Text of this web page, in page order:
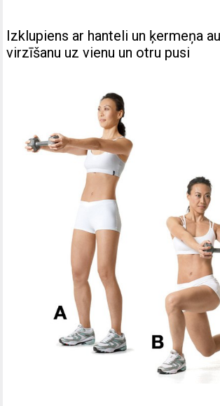
Izklupiens ar hanteli un ķermeņa
virzīšanu uz vienu un otru pusi